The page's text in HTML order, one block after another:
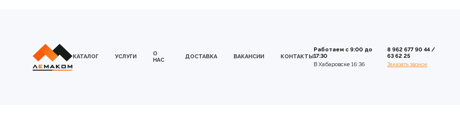
КАТАЛОГ УСЛУГИ
О
НАС
ДОСТАВКА ВАКАНСИИ КОНТАКТЫ
Работаем с 9:00 до
17:30
В Хабаровске 16:36
8 962 677 90 44/
63 62 25
Заказать звонок